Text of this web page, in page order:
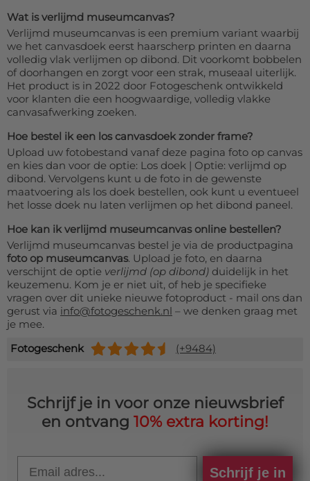
Wat is verlijmd museumcanvas?
Verlijmd museumcanvas is een premium variant waarbij
we het canvasdoek eerst haarscherp printen en daarna
volledig vlak verlijmen op dibond. Dit voorkomt bobbelen
of doorhangen en zorgt voor een strak, museaal uiterlijk.
Het product is in 2022 door Fotogeschenk ontwikkeld
voor klanten die een hoogwaardige, volledig vlakke
canvasafwerking zoeken.
Hoe bestel ik een los canvasdoek zonder frame?
Upload uw fotobestand vanaf deze pagina foto op canvas
en kies dan voor de optie: Los doek | Optie: verlijmd op
dibond. Vervolgens kunt u de foto in de gewenste
maatvoering als los doek bestellen, ook kunt u eventueel
het losse doek nu laten verlijmen op het dibond paneel.
Hoe kan ik verlijmd museumcanvas online bestellen?
Verlijmd museumcanvas bestel je via de productpagina
foto op museumcanvas. Upload je foto, en daarna
verschijnt de optie verlijmd (op dibond) duidelijk in het
keuzemenu. Kom je er niet uit, of heb je specifieke
vragen over dit unieke nieuwe fotoproduct - mail ons dan
gerust via info@fotogeschenk.nl – we denken graag met
je mee.
Fotogeschenk
(+9484)
Schrijf je in voor onze nieuwsbrief
en ontvang 10% extra korting!
Schrijf je in